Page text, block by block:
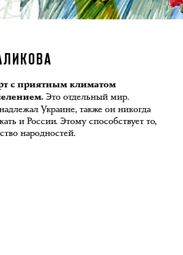
с приятным климатом
Это отдельный мир.
Украине, также он никогда
и России. Этому способствует то,
народностей.